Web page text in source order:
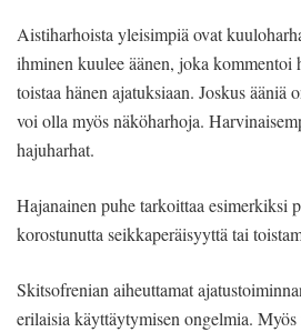
Aistiharhoista yleisimpiä ovat
ihminen kuulee äänen, joka kommentoi
toistaa hänen ajatuksiaan. Joskus ääniä
voi olla myös näköharhoja.
hajuharhat.
Hajanainen puhe tarkoittaa esimerkiksi
korostunutta seikkaperäisyyttä tai
Skitsofrenian aiheuttamat
erilaisia käyttäytymisen ongelmia.